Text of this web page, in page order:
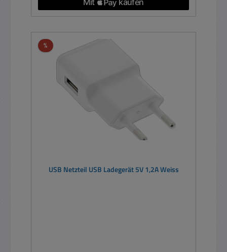
%Rabatt
USB Netzteil USB Ladegerät 5V 1,2A Weiss